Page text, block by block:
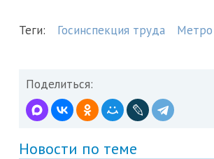
Теги: Госинспекция труда Метро
Поделиться:
Новости по теме